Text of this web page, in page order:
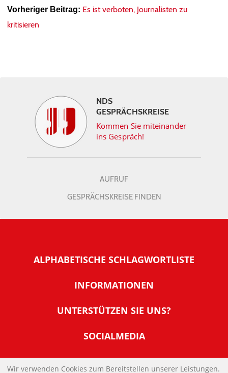
Vorheriger Beitrag: Es ist verboten, Journalisten zu
kritisieren
NDS
GESPRÄCHSKREISE
Kommen Sie miteinander
ins Gespräch!
AUFRUF
GESPRÄCHSKREISE FINDEN
ALPHABETISCHE SCHLAGWORTLISTE
INFORMATIONEN
Warum NachDenkSeiten
Tipps zur Nutzung der NachDenkSeiten
Banner und E-Mail-Signaturen
UNTERSTÜTZEN SIE UNS?
Werden Sie Fördermitglied
SOCIALMEDIA
IMPRESSUM
Wir verwenden Cookies zum Bereitstellen unserer Leistungen.